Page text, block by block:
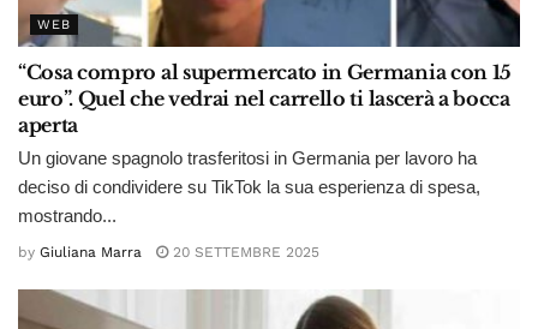
WEB
“Cosa compro al supermercato in Germania con 15
euro”. Quel che vedrai nel carrello ti lascerà a bocca
aperta
Un giovane spagnolo trasferitosi in Germania per lavoro ha
deciso di condividere su TikTok la sua esperienza di spesa,
mostrando...
by Giuliana Marra 20 SETTEMBRE 2025